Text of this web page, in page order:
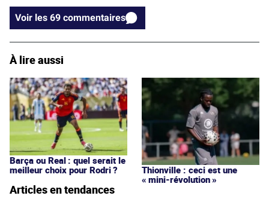
Voir les 69 commentaires
À lire aussi
Barça ou Real : quel serait le
meilleur choix pour Rodri ?
Thionville : ceci est une
« mini-révolution »
Articles en tendances